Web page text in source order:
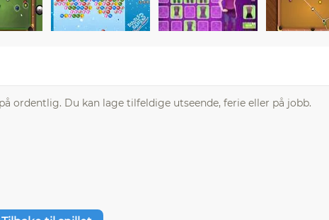
ordentlig. Du kan lage tilfeldige utseende, ferie eller på jobb.